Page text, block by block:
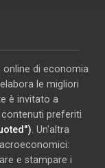
di economia
le migliori
è invitato a
preferiti
. Un'altra
e stampare i